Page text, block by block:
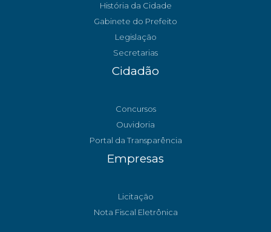
História da Cidade
Gabinete do Prefeito
Legislação
Secretarias
Cidadão
Concursos
Ouvidoria
Portal da Transparência
Empresas
Licitação
Nota Fiscal Eletrônica